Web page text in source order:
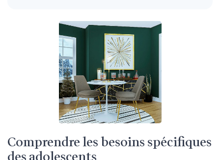
Comprendre les besoins spécifiques